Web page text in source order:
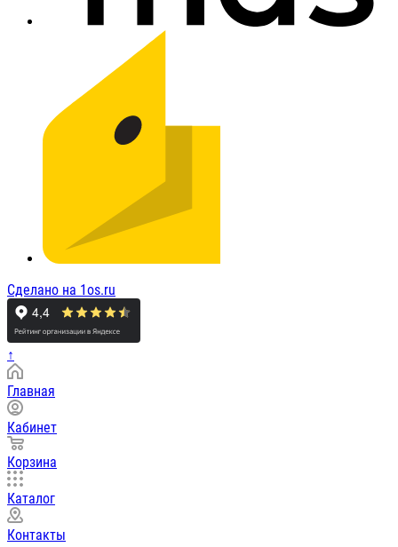
Сделано на 1os.ru
↑
Главная
Кабинет
Корзина
Каталог
Контакты